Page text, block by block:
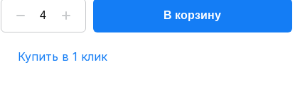
В корзину
Купить в 1 клик